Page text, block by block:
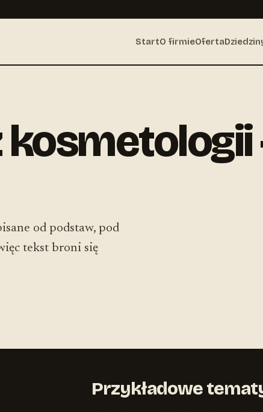
StartO firmieOferta
od podstaw, pod
tekst broni się
Przykładowe